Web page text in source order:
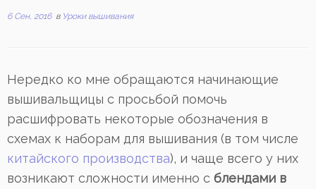
6 Сен, 2016в Уроки вышивания
Нередко ко мне обращаются начинающие
вышивальщицы с просьбой помочь
расшифровать некоторые обозначения в
схемах к наборам для вышивания (в том числе
китайского производства), и чаще всего у них
возникают сложности именно с блендами в